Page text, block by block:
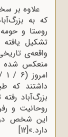
علاوه بر
که به
روستا و
تشکیل
واقعه‌ى
داشتند که
بزرگ‌آباد
روحانیت و
این شخص در
دارد.»[12]